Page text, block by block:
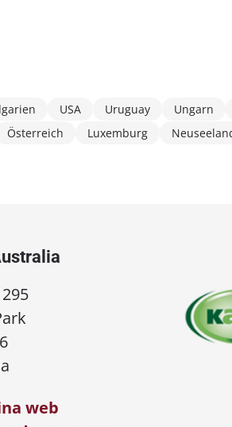
USA Uruguay Ungarn
Österreich Luxemburg
web